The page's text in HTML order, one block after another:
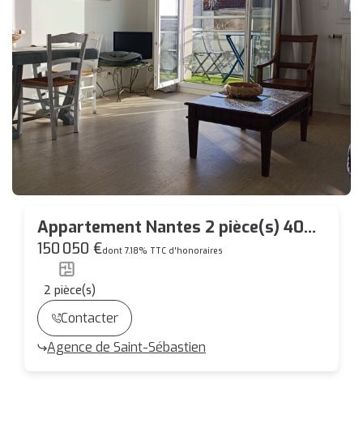
Appartement Nantes 2 pièce(s) 40
m2
150 050 €dont 7.18% TTC d'honoraires
2 pièce(s)
Contacter
Agence de Saint-Sébastien